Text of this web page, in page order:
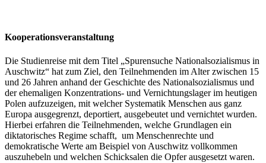
Kooperationsveranstaltung
Die Studienreise mit dem Titel „Spurensuche Nationalsozialismus in
Auschwitz“ hat zum Ziel, den Teilnehmenden im Alter zwischen 15
und 26 Jahren anhand der Geschichte des Nationalsozialismus und
der ehemaligen Konzentrations- und Vernichtungslager im heutigen
Polen aufzuzeigen, mit welcher Systematik Menschen aus ganz
Europa ausgegrenzt, deportiert, ausgebeutet und vernichtet wurden.
Hierbei erfahren die Teilnehmenden, welche Grundlagen ein
diktatorisches Regime schafft, um Menschenrechte und
demokratische Werte am Beispiel von Auschwitz vollkommen
auszuhebeln und welchen Schicksalen die Opfer ausgesetzt waren.